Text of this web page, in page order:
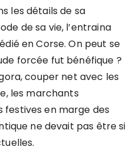
les détails de sa
de sa vie, l’entraina
en Corse. On peut se
forcée fut bénéfique ?
couper net avec les
les marchants
festives en marge des
ne devait pas être si